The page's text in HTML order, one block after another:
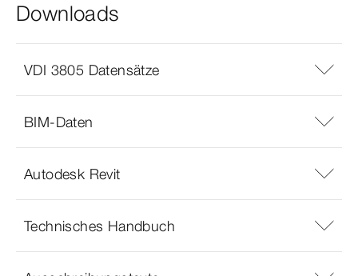
Downloads
VDI 3805 Datensätze
BIM-Daten
Autodesk Revit
Technisches Handbuch